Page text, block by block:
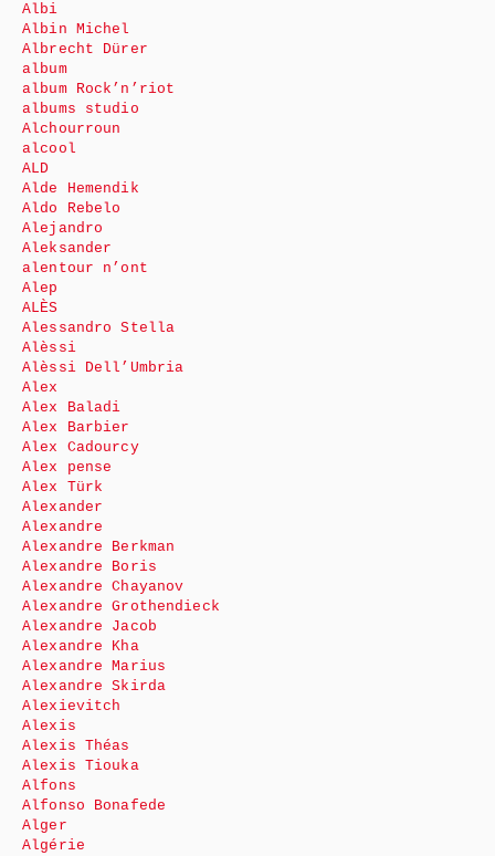
Albi
Albin Michel
Albrecht Dürer
album
album Rock’n’riot
albums studio
Alchourroun
alcool
ALD
Alde Hemendik
Aldo Rebelo
Alejandro
Aleksander
alentour n’ont
Alep
ALÈS
Alessandro Stella
Alèssi
Alèssi Dell’Umbria
Alex
Alex Baladi
Alex Barbier
Alex Cadourcy
Alex pense
Alex Türk
Alexander
Alexandre
Alexandre Berkman
Alexandre Boris
Alexandre Chayanov
Alexandre Grothendieck
Alexandre Jacob
Alexandre Kha
Alexandre Marius
Alexandre Skirda
Alexievitch
Alexis
Alexis Théas
Alexis Tiouka
Alfons
Alfonso Bonafede
Alger
Algérie